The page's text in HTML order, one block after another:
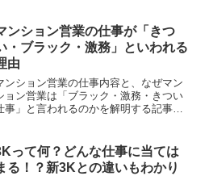
社・専門商社の新卒人事採用担当はこ
の記事を読んでなんと...
ンション営業の仕事が「きつ
・ブラック・激務」といわれる
由
ンション営業の仕事内容と、なぜマン
ョン営業は「ブラック・激務・きつい
事」と言われるのかを解明する記事。
激務ランキングの上位にいるけど、な
んでそんなに忙しいの？...
って何？どんな仕事に当ては
る！？新3Kとの違いもわかり